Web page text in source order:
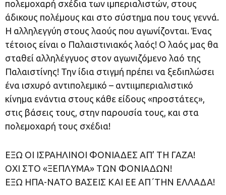
πολεμοχαρή σχέδια των ιμπεριαλιστών, στους
άδικους πολέμους και στο σύστημα που τους γεννά.
Η αλληλεγγύη στους λαούς που αγωνίζονται. Ένας
τέτοιος είναι ο Παλαιστινιακός λαός! Ο λαός μας θα
σταθεί αλληλέγγυος στον αγωνιζόμενο λαό της
Παλαιστίνης! Την ίδια στιγμή πρέπει να ξεδιπλώσει
ένα ισχυρό αντιπολεμικό – αντιιμπεριαλιστικό
κίνημα ενάντια στους κάθε είδους «προστάτες»,
στις βάσεις τους, στην παρουσία τους, και στα
πολεμοχαρή τους σχέδια!
ΕΞΩ ΟΙ ΙΣΡΑΗΛΙΝΟΙ ΦΟΝΙΑΔΕΣ ΑΠ’ ΤΗ ΓΑΖΑ!
ΟΧΙ ΣΤΟ «ΞΕΠΛΥΜΑ» ΤΩΝ ΦΟΝΙΑΔΩΝ!
ΕΞΩ ΗΠΑ-ΝΑΤΟ ΒΑΣΕΙΣ ΚΑΙ ΕΕ ΑΠ΄ΤΗΝ ΕΛΛΑΔΑ!